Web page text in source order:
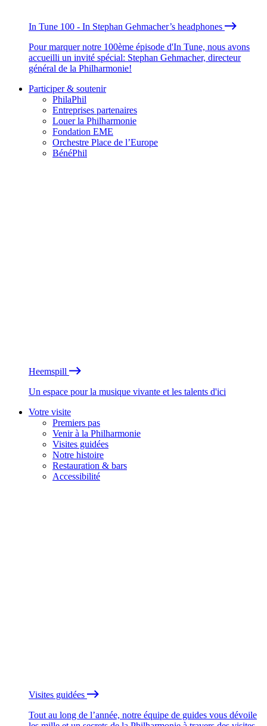
In Tune 100 - In Stephan Gehmacher’s headphones
Pour marquer notre 100ème épisode d'In Tune, nous avons
accueilli un invité spécial: Stephan Gehmacher, directeur
général de la Philharmonie!
Participer & soutenir
PhilaPhil
Entreprises partenaires
Louer la Philharmonie
Fondation EME
Orchestre Place de l’Europe
BénéPhil
Heemspill
Un espace pour la musique vivante et les talents d'ici
Votre visite
Premiers pas
Venir à la Philharmonie
Visites guidées
Notre histoire
Restauration & bars
Accessibilité
Visites guidées
Tout au long de l’année, notre équipe de guides vous dévoile